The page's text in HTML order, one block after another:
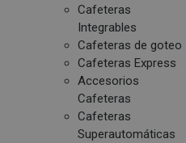
Cafeteras
Integrables
Cafeteras de goteo
Cafeteras Express
Accesorios
Cafeteras
Cafeteras
Superautomáticas